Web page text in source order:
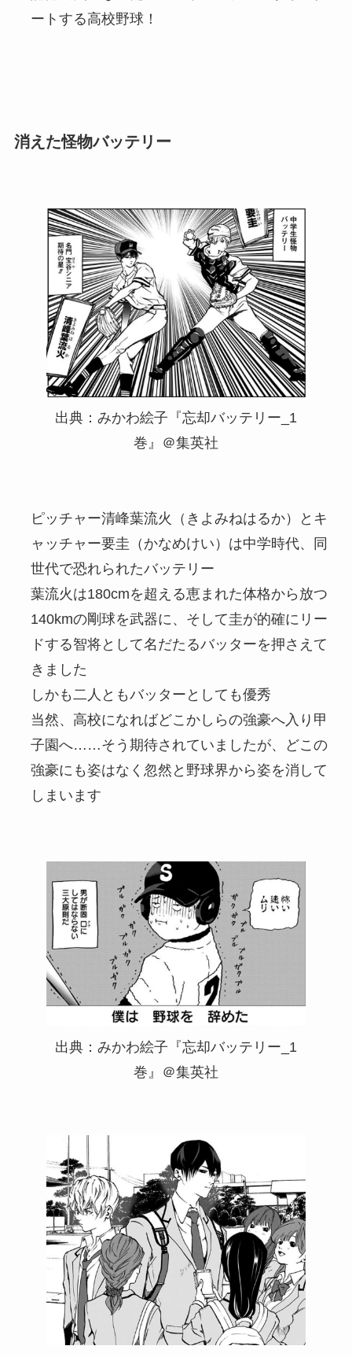
ートする高校野球！
消えた怪物バッテリー
出典：みかわ絵子『忘却バッテリー_1
巻』＠集英社
ピッチャー清峰葉流火（きよみねはるか）とキ
ャッチャー要圭（かなめけい）は中学時代、同
世代で恐れられたバッテリー
葉流火は180cmを超える恵まれた体格から放つ
140kmの剛球を武器に、そして圭が的確にリー
ドする智将として名だたるバッターを押さえて
きました
しかも二人ともバッターとしても優秀
当然、高校になればどこかしらの強豪へ入り甲
子園へ……そう期待されていましたが、どこの
強豪にも姿はなく忽然と野球界から姿を消して
しまいます
出典：みかわ絵子『忘却バッテリー_1
巻』＠集英社